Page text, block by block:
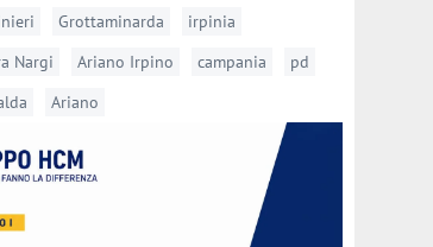
Grottaminarda
irpinia
Nargi Ariano Irpino campania
pd
Ariano